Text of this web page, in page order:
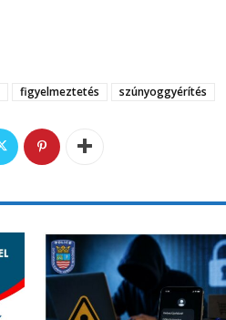
figyelmeztetés szúnyoggyérítés